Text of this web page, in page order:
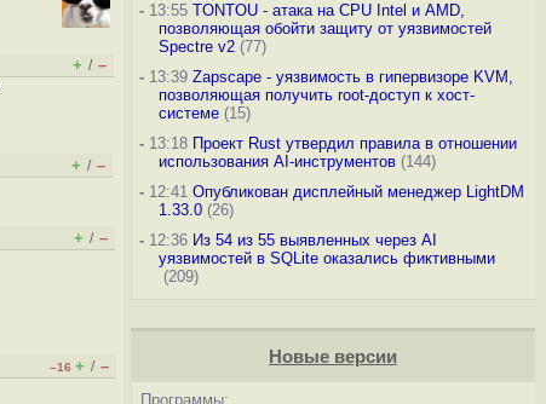
+ / –
+ / –
+ / –
–16 + / –
-13:55 TONTOU - атака на CPU Intel и AMD,
позволяющая обойти защиту от уязвимостей
Spectre v2(77)
-13:39 Zapscape - уязвимость в гипервизоре KVM,
позволяющая получить root-доступ к хост-
системе(15)
-13:18 Проект Rust утвердил правила в отношении
использования AI-инструментов(144)
-12:41 Опубликован дисплейный менеджер LightDM
1.33.0(26)
-12:36 Из 54 из 55 выявленных через AI
уязвимостей в SQLite оказались фиктивными
(209)
Новые версии
Программы: